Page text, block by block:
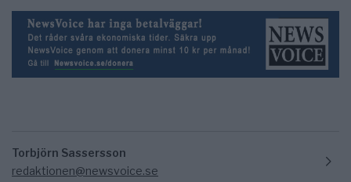
Torbjörn Sassersson
redaktionen@newsvoice.se